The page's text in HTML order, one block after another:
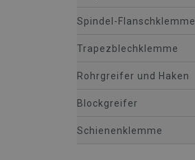
Spindel-Flanschklemme
Trapezblechklemme
Rohrgreifer und Haken
Blockgreifer
Schienenklemme